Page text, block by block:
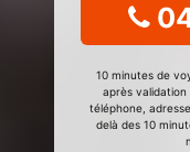
10 minutes de
après
téléphone,
delà des 10